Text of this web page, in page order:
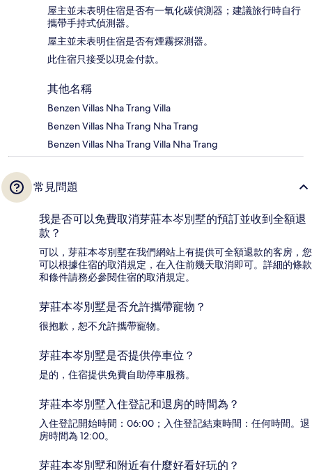
屋主並未表明住宿是否有一氧化碳偵測器；建議旅行時自行
攜帶手持式偵測器。
屋主並未表明住宿是否有煙霧探測器。
此住宿只接受以現金付款。
其他名稱
Benzen Villas Nha Trang Villa
Benzen Villas Nha Trang Nha Trang
Benzen Villas Nha Trang Villa Nha Trang
常見問題
我是否可以免費取消芽莊本岑別墅的預訂並收到全額退
款？
可以，芽莊本岑別墅在我們網站上有提供可全額退款的客房，您
可以根據住宿的取消規定，在入住前幾天取消即可。詳細的條款
和條件請務必參閱住宿的取消規定。
芽莊本岑別墅是否允許攜帶寵物？
很抱歉，恕不允許攜帶寵物。
芽莊本岑別墅是否提供停車位？
是的，住宿提供免費自助停車服務。
芽莊本岑別墅入住登記和退房的時間為？
入住登記開始時間：06:00；入住登記結束時間：任何時間。退
房時間為 12:00。
芽莊本岑別墅和附近有什麼好看好玩的？